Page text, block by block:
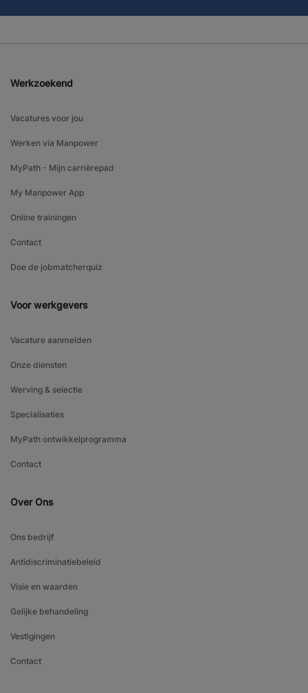
Werkzoekend
Vacatures voor jou
Werken via Manpower
MyPath - Mijn carrièrepad
My Manpower App
Online trainingen
Contact
Doe de jobmatcherquiz
Voor werkgevers
Vacature aanmelden
Onze diensten
Werving & selectie
Specialisaties
MyPath ontwikkelprogramma
Contact
Over Ons
Ons bedrijf
Antidiscriminatiebeleid
Visie en waarden
Gelijke behandeling
Vestigingen
Contact